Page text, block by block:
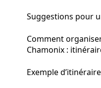
Suggestions pour
Comment
Chamonix :
Exemple d’itinéraire